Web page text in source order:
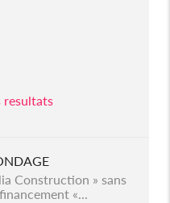
resultats
Construction » sans
«...